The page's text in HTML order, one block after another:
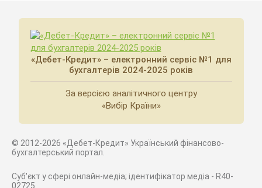
«Дебет-Кредит» – електронний сервіс №1 для
бухгалтерів 2024-2025 років
За версією аналітичного центру
«Вибір Країни»
© 2012-2026 «Дебет-Кредит» Український фінансово-
бухгалтерський портал.
Суб'єкт у сфері онлайн-медіа; ідентифікатор медіа - R40-
02725